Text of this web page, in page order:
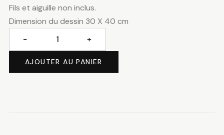
Fils et aiguille non inclus.
Dimension du dessin 30 X 40 cm
Les
tigre
− +
AJOUTER AU PANIER